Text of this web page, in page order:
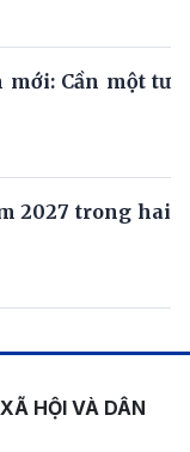
Cần một tư
2027 trong hai
HỘI VÀ DÂN